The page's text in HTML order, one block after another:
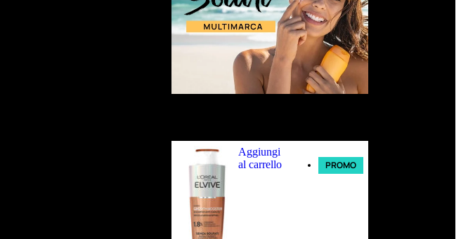
Aggiungi
al carrello
PROMO